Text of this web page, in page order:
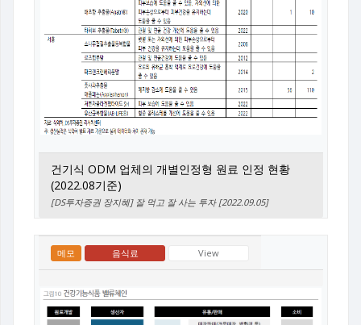
건기식 ODM 업체의 개별인정형 원료 인정 현황
(2022.08기준)
[DS투자증권 장지혜] 잘 먹고 잘 사는 투자 [2022.09.05]
메모 음식료 View